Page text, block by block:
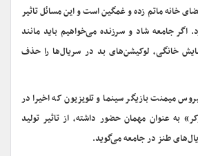
خانه ماتم زده و غمگین است و این مسائل تاثیر
جامعه شاد و سرزنده می‌خواهیم باید مانند
خانگی، لوکیشن‌های بد در سریال‌ها را حذف
میمنت بازیگر سینما و تلویزیون که اخیرا در
به عنوان مهمان حضور داشته، از تاثیر تولید
طنز در جامعه می‌گوید.